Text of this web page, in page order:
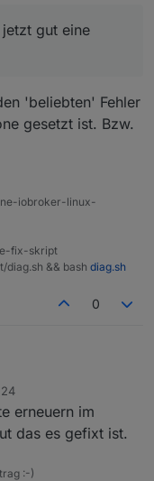
schon generiert
Leider startet
Ausrufezeichen
gut eine
'beliebten' Fehler
gesetzt ist. Bzw.
iobroker-linux-
fix-skript
diag.sh && bash diag.sh
0
abgelaufen und
aufrufen möchte
Weile, jetzt gut eine
erneuern im
das es gefixt ist.
:-)